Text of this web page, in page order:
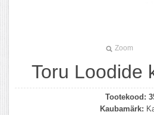
Zoom
Toru Loodide
Tootekood:
Kaubamärk: